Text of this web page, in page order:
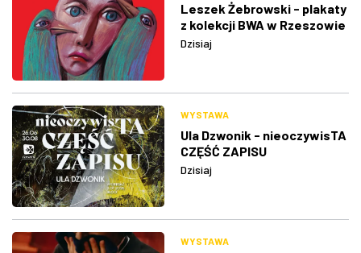
Leszek Żebrowski - plakaty
z kolekcji BWA w Rzeszowie
Dzisiaj
WYSTAWA
Ula Dzwonik - nieoczywisTA
CZĘŚĆ ZAPISU
Dzisiaj
WYSTAWA